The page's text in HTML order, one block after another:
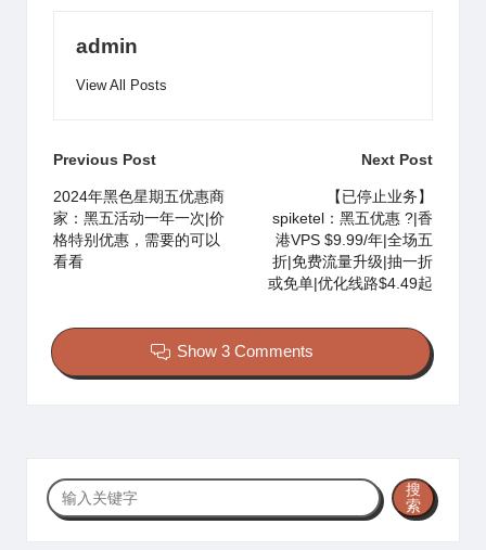
admin
View All Posts
Post
navigation
Previous Post
2024年黑色星期五优惠商
家：黑五活动一年一次|价
格特别优惠，需要的可以
看看
Next Post
【已停止业务】
spiketel：黑五优惠 ?|香
港VPS $9.99/年|全场五
折|免费流量升级|抽一折
或免单|优化线路$4.49起
Show 3 Comments
搜
索
搜
索